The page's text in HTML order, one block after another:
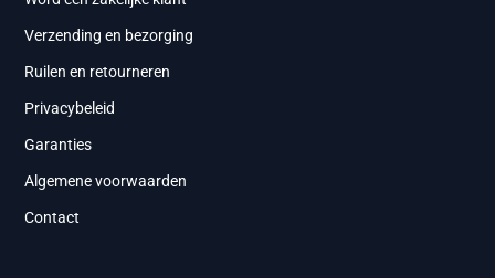
Verzending en bezorging
Ruilen en retourneren
Privacybeleid
Garanties
Algemene voorwaarden
Contact